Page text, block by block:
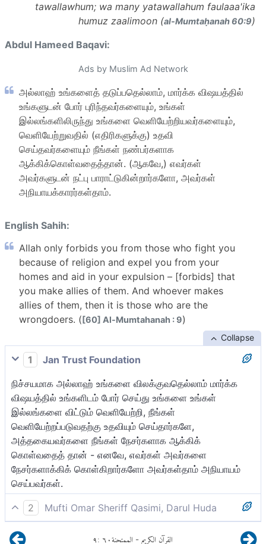
tawallawhum; wa many yatawallahum faulaaa'ika
humuz zaalimoon (al-Mumtaḥanah 60:9)
Abdul Hameed Baqavi:
Ads by Muslim Ad Network
அல்லாஹ் உங்களைத் தடுப்பதெல்லாம், மார்க்க விஷயத்தில்
உங்களுடன் போர் புரிந்தவர்களையும், உங்கள்
இல்லங்களிலிருந்து உங்களை வெளியேற்றியவர்களையும்,
வெளியேற்றுவதில் (எதிரிகளுக்கு) உதவி
செய்தவர்களையும் நீங்கள் நண்பர்களாக
ஆக்கிக்கொள்வதைத்தான். (ஆகவே,) எவர்கள்
அவர்களுடன் நட்பு பாராட்டுகின்றார்களோ, அவர்கள்
அநியாயக்காரர்கள்தாம்.
English Sahih:
Allah only forbids you from those who fight you
because of religion and expel you from your
homes and aid in your expulsion – [forbids] that
you make allies of them. And whoever makes
allies of them, then it is those who are the
wrongdoers. ([60] Al-Mumtahanah : 9)
Collapse
1
Jan Trust Foundation
நிச்சயமாக அல்லாஹ் உங்களை விலக்குவதெல்லாம் மார்க்க
விஷயத்தில் உங்களிடம் போர் செய்து உங்களை உங்கள்
இல்லங்களை விட்டும் வெளியேற்றி, நீங்கள்
வெளியேற்றப்படுவதற்கு உதவியும் செய்தார்களே,
அத்தகையவர்களை நீங்கள் நேசர்களாக ஆக்கிக்
கொள்வதைத் தான் - எனவே, எவர்கள் அவர்களை
நேசர்களாக்கிக் கொள்கிறார்களோ அவர்கள்தாம் அநியாயம்
செய்பவர்கள்.
2
Mufti Omar Sheriff Qasimi, Darul Huda
நிச்சயமாக அல்லாஹ் உங்களை தடுப்பதெல்லாம் எவர்கள்
القرآن الكريم - الممتحنة٦٠:٩